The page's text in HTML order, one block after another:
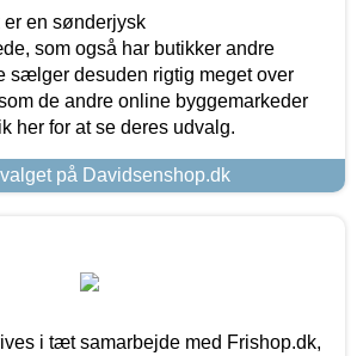
en sønderjysk
som også har butikker andre
sælger desuden rigtig meget over
de andre online byggemarkeder
her for at se deres udvalg.
på Davidsenshop.dk
i tæt samarbejde med Frishop.dk,